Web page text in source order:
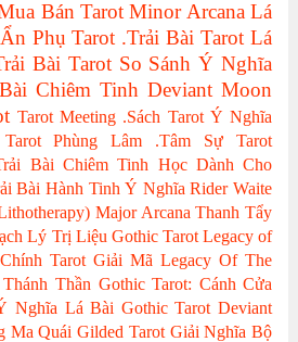
Bán Tarot Minor Arcana Lá
Ẩn Phụ Tarot .Trải Bài Tarot Lá
Bài Tarot So Sánh Ý Nghĩa
Chiêm Tinh Deviant Moon
Tarot Meeting .Sách Tarot Ý Nghĩa
Phùng Lâm
.Tâm Sự Tarot
Bài Chiêm Tinh Học Dành Cho
Bài Hành Tinh Ý Nghĩa Rider Waite
Major Arcana Thanh Tẩy
Lý Trị Liệu Gothic Tarot Legacy of
Tarot Giải Mã Legacy Of The
Thần Gothic Tarot: Cánh Cửa
Nghĩa Lá Bài Gothic Tarot Deviant
Ma Quái Gilded Tarot Giải Nghĩa Bộ